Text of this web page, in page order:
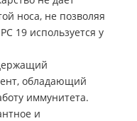
носа, не позволяя
19 используется у
обладающий
иммунитета.
и